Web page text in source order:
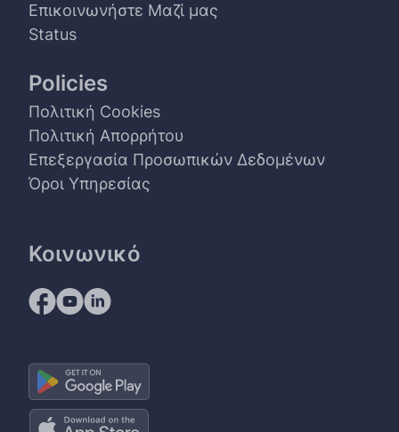
Επικοινωνήστε Μαζί μας
Status
Policies
Πολιτική Cookies
Πολιτική Απορρήτου
Επεξεργασία Προσωπικών Δεδομένων
Όροι Υπηρεσίας
Κοινωνικό